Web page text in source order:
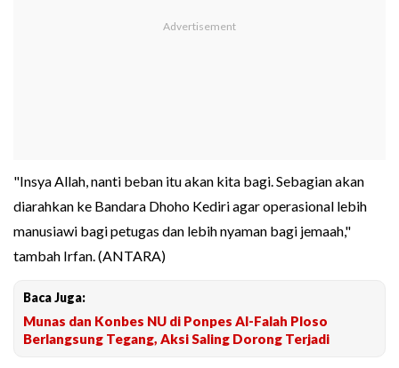
"Insya Allah, nanti beban itu akan kita bagi. Sebagian akan
diarahkan ke Bandara Dhoho Kediri agar operasional lebih
manusiawi bagi petugas dan lebih nyaman bagi jemaah,"
tambah Irfan. (ANTARA)
Baca Juga:
Munas dan Konbes NU di Ponpes Al-Falah Ploso
Berlangsung Tegang, Aksi Saling Dorong Terjadi